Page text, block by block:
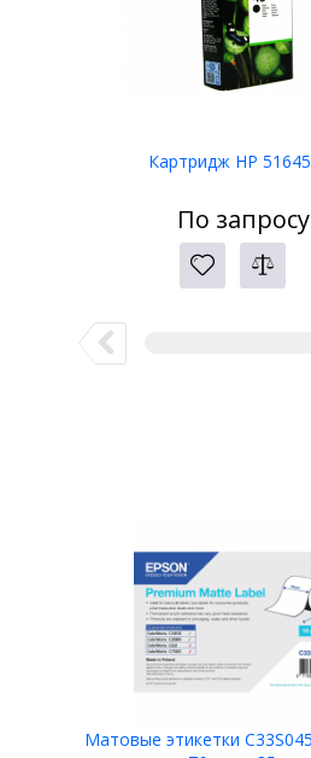
Картридж HP
По запросу
Матовые этикетки